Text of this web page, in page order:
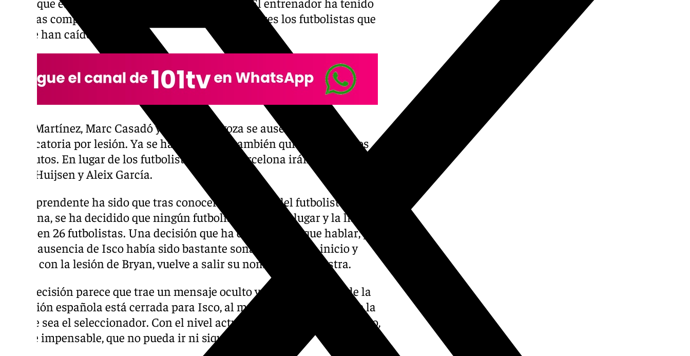
diversas complicaciones en esta lista, ya que son tres los futbolistas que
han se han caído por lesión.
Íñigo Martínez, Marc Casadó y Bryan Zaragoza se ausentan de la
convocatoria por lesión. Ya se han conocido también quienes serán los
sustitutos. En lugar de los futbolistas del FC Barcelona irán convocados
Dean Huijsen y Aleix García.
La sorprendente ha sido que tras conocerse la lesión del futbolista de
Osasuna, se ha decidido que ningún futbolista ocupe su lugar y la lista se
quede en 26 futbolistas. Una decisión que ha dado mucho que hablar, ya
que la ausencia de Isco había sido bastante sonada desde un inicio y
ahora, con la lesión de Bryan, vuelve a salir su nombre a la palestra.
Esta decisión parece que trae un mensaje oculto y es que la puerta de la
Selección española está cerrada para Isco, al menos, mientras Luis de la
Fuente sea el seleccionador. Con el nivel actual del futbolista malagueño,
parece impensable, que no pueda ir ni siquiera convocado.